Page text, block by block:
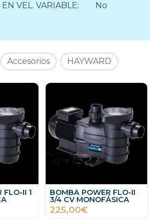
EN VEL. VARIABLE: No
Accesorios HAYWARD
FLO-II 1 BOMBA POWER FLO-II
3/4 CV MONOFÁSICA
225,00€